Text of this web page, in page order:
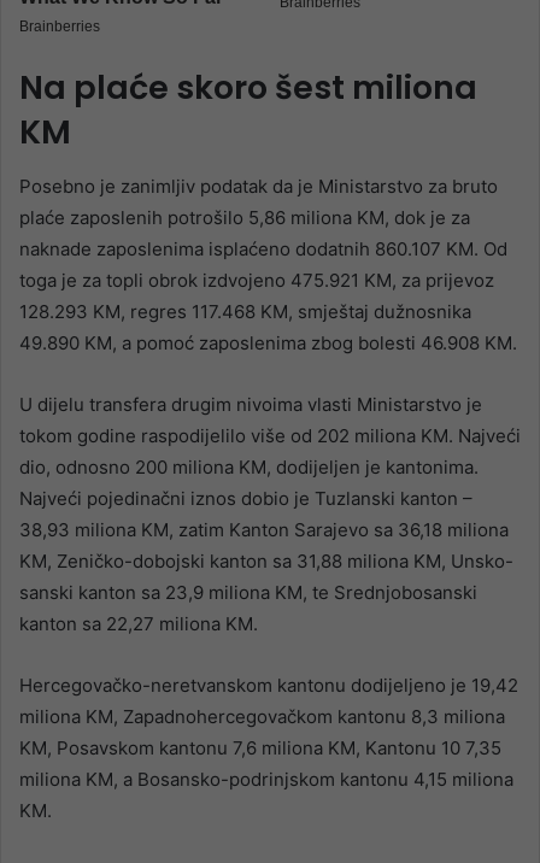
Na plaće skoro šest miliona
KM
Posebno je zanimljiv podatak da je Ministarstvo za bruto
plaće zaposlenih potrošilo 5,86 miliona KM, dok je za
naknade zaposlenima isplaćeno dodatnih 860.107 KM. Od
toga je za topli obrok izdvojeno 475.921 KM, za prijevoz
128.293 KM, regres 117.468 KM, smještaj dužnosnika
49.890 KM, a pomoć zaposlenima zbog bolesti 46.908 KM.
U dijelu transfera drugim nivoima vlasti Ministarstvo je
tokom godine raspodijelilo više od 202 miliona KM. Najveći
dio, odnosno 200 miliona KM, dodijeljen je kantonima.
Najveći pojedinačni iznos dobio je Tuzlanski kanton –
38,93 miliona KM, zatim Kanton Sarajevo sa 36,18 miliona
KM, Zeničko-dobojski kanton sa 31,88 miliona KM, Unsko-
sanski kanton sa 23,9 miliona KM, te Srednjobosanski
kanton sa 22,27 miliona KM.
Hercegovačko-neretvanskom kantonu dodijeljeno je 19,42
miliona KM, Zapadnohercegovačkom kantonu 8,3 miliona
KM, Posavskom kantonu 7,6 miliona KM, Kantonu 10 7,35
miliona KM, a Bosansko-podrinjskom kantonu 4,15 miliona
KM.